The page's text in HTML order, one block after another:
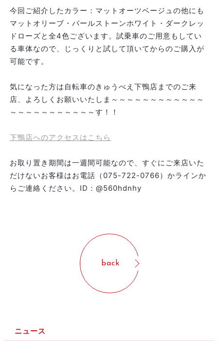
今回ご紹介したカラー：マットオーツベージュの他にも
マットオリーブ・パールストーンホワイト・ダークレッ
ドローズと全4色ございます。試乗車のご用意もしてい
る車体なので、じっくりと試して頂いてからのご購入が
可能です。
気になった方は自転車のきゅうべえ下鴨店までのご来
店、よろしくお願いいたしま～～～～～～～～～～～～
～～～～～～～～～～～す！！
下鴨店へのアクセスはこちら
お取り置き期間は一週間可能なので、すぐにご来店いた
だけないお客様はお電話（075-722-0766）かラインか
らご連絡ください。ID：@560hdnhy
back
ニュース